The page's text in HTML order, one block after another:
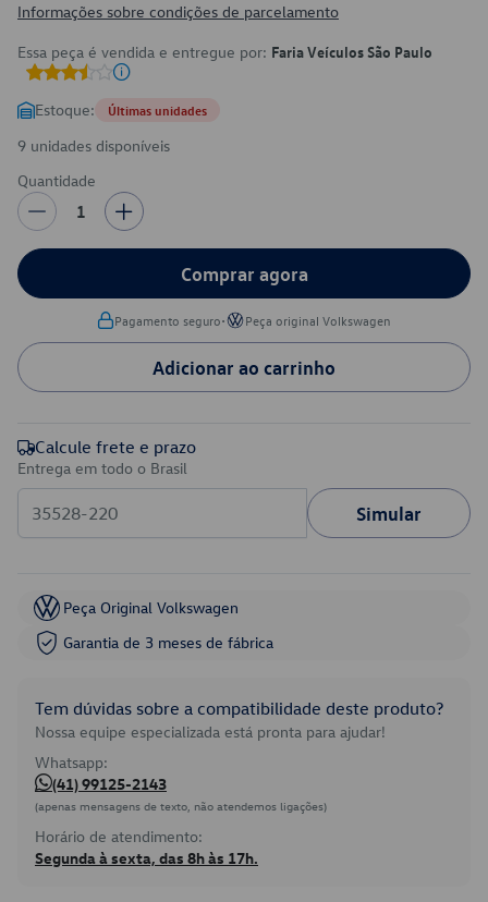
Informações sobre condições de parcelamento
Essa peça é vendida e entregue por: Faria Veículos São Paulo
Estoque: Últimas unidades
9 unidades disponíveis
Quantidade
1
Comprar agora
Pagamento seguro• Peça original Volkswagen
Adicionar ao carrinho
Calcule frete e prazo
Entrega em todo o Brasil
Simular
Peça Original Volkswagen
Garantia de 3 meses de fábrica
Tem dúvidas sobre a compatibilidade deste produto?
Nossa equipe especializada está pronta para ajudar!
Whatsapp:
(41) 99125-2143
(apenas mensagens de texto, não atendemos ligações)
Horário de atendimento:
Segunda à sexta, das 8h às 17h.